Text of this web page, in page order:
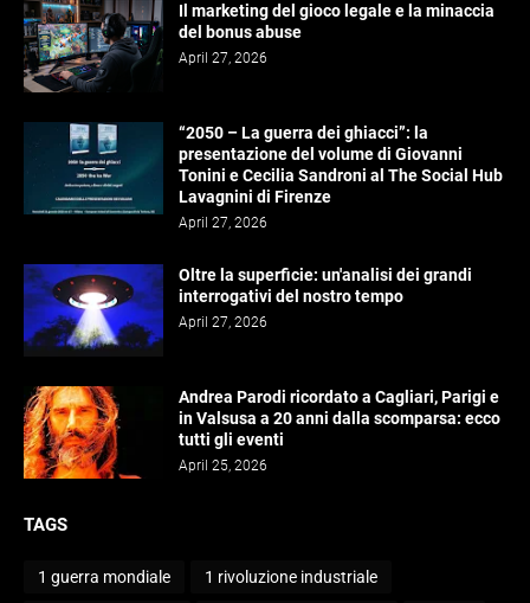
Il marketing del gioco legale e la minaccia
del bonus abuse
April 27, 2026
“2050 – La guerra dei ghiacci”: la
presentazione del volume di Giovanni
Tonini e Cecilia Sandroni al The Social Hub
Lavagnini di Firenze
April 27, 2026
Oltre la superficie: un'analisi dei grandi
interrogativi del nostro tempo
April 27, 2026
Andrea Parodi ricordato a Cagliari, Parigi e
in Valsusa a 20 anni dalla scomparsa: ecco
tutti gli eventi
April 25, 2026
TAGS
1 guerra mondiale 1 rivoluzione industriale